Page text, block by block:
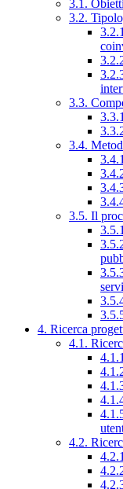
3.1.
3.2.
3.3.
3.4.
3.5. Il
4. Ricerca
4.1.
4.2.